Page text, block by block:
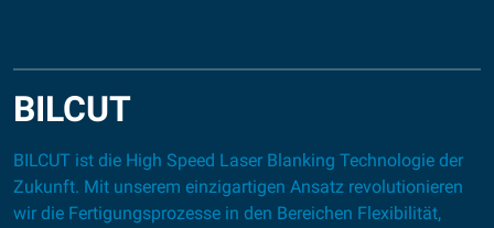
BILCUT
BILCUT ist die High Speed Laser Blanking Technologie der
Zukunft. Mit unserem einzigartigen Ansatz revolutionieren
wir die Fertigungsprozesse in den Bereichen Flexibilität,